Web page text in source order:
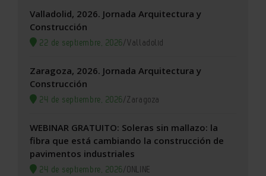
Valladolid, 2026. Jornada Arquitectura y
Construcción
22 de septiembre, 2026/Valladolid
Zaragoza, 2026. Jornada Arquitectura y
Construcción
24 de septiembre, 2026/Zaragoza
WEBINAR GRATUITO: Soleras sin mallazo: la
fibra que está cambiando la construcción de
pavimentos industriales
24 de septiembre, 2026/ONLINE